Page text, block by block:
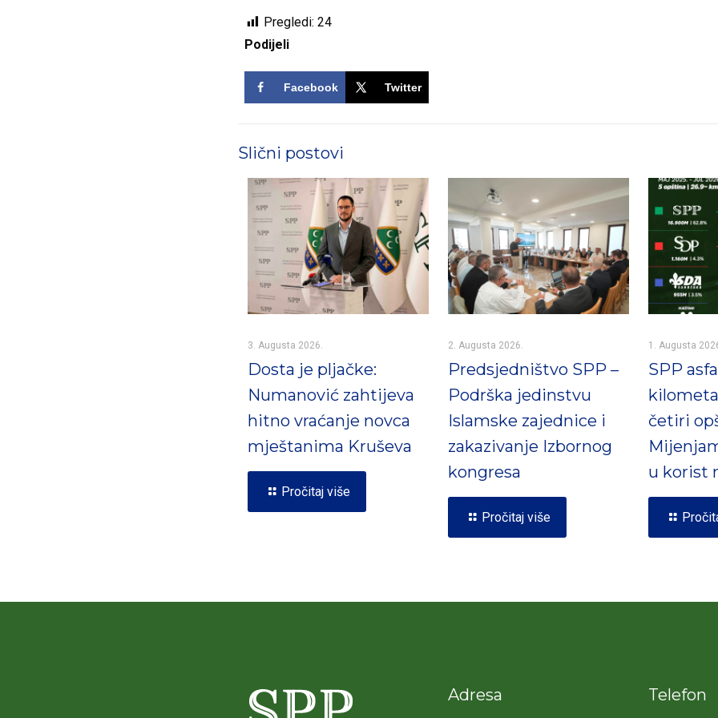
Pregledi: 24
Podijeli
Facebook Twitter
Slični postovi
3. Augusta 2026.
Dosta je pljačke:
Numanović zahtijeva
hitno vraćanje novca
mještanima Kruševa
Pročitaj više
2. Augusta 2026.
Predsjedništvo SPP –
Podrška jedinstvu
Islamske zajednice i
zakazivanje Izbornog
kongresa
Pročitaj više
1. Augusta
SPP
četiri
u korist
Adresa Telefon